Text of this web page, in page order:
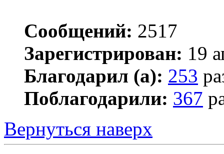
Сообщений: 2517
Зарегистрирован: 19
Благодарил (а): 253
Поблагодарили: 367
Вернуться наверх